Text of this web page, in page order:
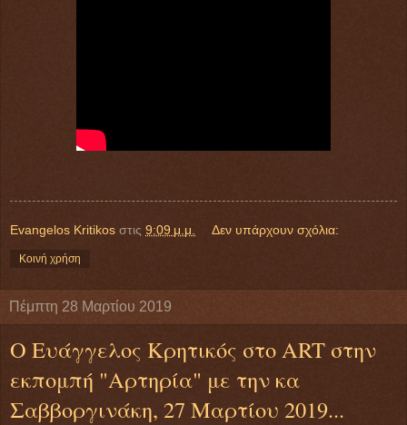
Evangelos Kritikos στις 9:09 μ.μ. Δεν υπάρχουν σχόλια:
Κοινή χρήση
Πέμπτη 28 Μαρτίου 2019
Ο Ευάγγελος Κρητικός στο ART στην
εκπομπή "Αρτηρία" με την κα
Σαββοργινάκη, 27 Μαρτίου 2019...